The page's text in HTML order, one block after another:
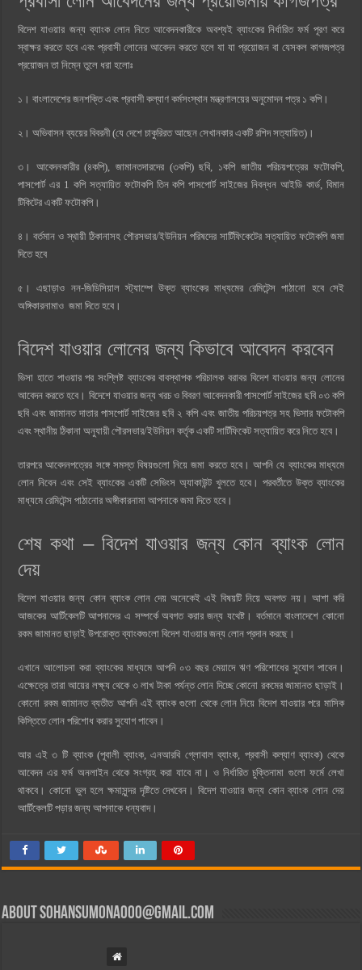
বিদেশ যাওয়ার জন্য ব্যাংক লোন নিতে আবেদনকারীকে অবশ্যই ব্যাংকের নির্ধারিত ফর্ম পূরণ করে
স্বাক্ষর করতে হবে এবং প্রবাসী লোনের আবেদন করতে হলে যা যা প্রয়োজন বা যেসকল কাগজপত্র
প্রয়োজন তা নিম্নে তুলে ধরা হলোঃ
১। বাংলাদেশের জনশক্তি এবং প্রবাসী কল্যাণ কর্মসংস্থান মন্ত্রণালয়ের অনুমোদন পত্র ১ কপি।
২। অভিবাসন ব্যয়ের বিবরনী (যে দেশে চাকুরিরত আছেন সেখানকার একটি রশিদ সত্যায়িত)।
৩। আবেদনকারীর (৪কপি), জামানতদারদের (৩কপি) ছবি, ১কপি জাতীয় পরিচয়পত্রের ফটোকপি,
পাসপোর্ট এর 1 কপি সত্যায়িত ফটোকপি তিন কপি পাসপোর্ট সাইজের নিবন্ধন আইডি কার্ড, বিমান
টিকিটের একটি ফটোকপি।
৪। বর্তমান ও স্থায়ী ঠিকানাসহ পৌরসভার/ইউনিয়ন পরিষদের সার্টিফিকেটের সত্যায়িত ফটোকপি জমা
দিতে হবে
৫। এছাড়াও নন-জিডিসিয়াল স্ট্যাম্পে উক্ত ব্যাংকের মাধ্যমের রেমিটেন্স পাঠানো হবে সেই
অঙ্গিকারনামাও জমা দিতে হবে।
বিদেশ যাওয়ার লোনের জন্য কিভাবে আবেদন করবেন
ভিসা হাতে পাওয়ার পর সংশ্লিষ্ট ব্যাংকের বাবস্থাপক পরিচালক বরাবর বিদেশ যাওয়ার জন্য লোনের
আবেদন করতে হবে। বিদেশে যাওয়ার জন্য খরচ ও বিবরণ আবেদনকারী পাসপোর্ট সাইজের ছবি ০৩ কপি
ছবি এবং জামানত দাতার পাসপোর্ট সাইজের ছবি ২ কপি এবং জাতীয় পরিচয়পত্র সহ ভিসার ফটোকপি
এবং স্থানীয় ঠিকানা অনুযায়ী পৌরসভার/ইউনিয়ন কর্তৃক একটি সার্টিফিকেট সত্যায়িত করে নিতে হবে।
তারপরে আবেদনপত্রের সঙ্গে সমস্ত বিষয়গুলো নিয়ে জমা করতে হবে। আপনি যে ব্যাংকের মাধ্যমে
লোন নিবেন এবং সেই ব্যাংকের একটি সেভিংস অ্যাকাউন্ট খুলতে হবে। পরবর্তীতে উক্ত ব্যাংকের
মাধ্যমে রেমিটেন্স পাঠানোর অঙ্গীকারনামা আপনাকে জমা দিতে হবে।
শেষ কথা – বিদেশ যাওয়ার জন্য কোন ব্যাংক লোন
দেয়
বিদেশ যাওয়ার জন্য কোন ব্যাংক লোন দেয় অনেকেই এই বিষয়টি নিয়ে অবগত নয়। আশা করি
আজকের আর্টিকেলটি আপনাদের এ সম্পর্কে অবগত করার জন্য যথেষ্ট। বর্তমানে বাংলাদেশে কোনো
রকম জামানত ছাড়াই উপরোক্ত ব্যাংকগুলো বিদেশ যাওয়ার জন্য লোন প্রদান করছে।
এখানে আলোচনা করা ব্যাংকের মাধ্যমে আপনি ০৩ বছর মেয়াদে ঋণ পরিশোধের সুযোগ পাবেন।
এক্ষেত্রে তারা আয়ের লক্ষ্য থেকে ৩ লাখ টাকা পর্যন্ত লোন দিচ্ছে কোনো রকমের জামানত ছাড়াই।
কোনো রকম জামানত ব্যতীত আপনি এই ব্যাংক গুলো থেকে লোন নিয়ে বিদেশ যাওয়ার পরে মাসিক
কিস্তিতে লোন পরিশোধ করার সুযোগ পাবেন।
আর এই ৩ টি ব্যাংক (পূবালী ব্যাংক, এনআরবি গ্লোবাল ব্যাংক, প্রবাসী কল্যাণ ব্যাংক) থেকে
আবেদন এর ফর্ম অনলাইন থেকে সংগ্রহ করা যাবে না। ও নির্ধারিত চুক্তিনামা গুলো ফর্মে লেখা
থাকবে। কোনো ভুল হলে ক্ষমাসুন্দর দৃষ্টিতে দেখবেন। বিদেশ যাওয়ার জন্য কোন ব্যাংক লোন দেয়
আর্টিকেলটি পড়ার জন্য আপনাকে ধন্যবাদ।
Aboutsohansumona000@gmail.com